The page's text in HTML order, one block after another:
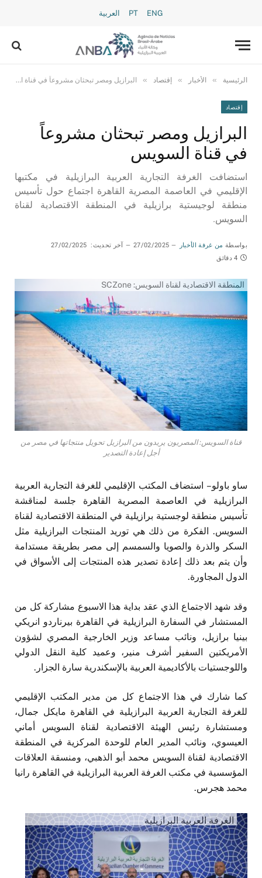
PT ENG العربية
الرئيسية » الأخبار » إقتصاد » البرازيل ومصر تبحثان مشروعاً في قناة السويس
إقتصاد
البرازيل ومصر تبحثان مشروعاً
في قناة السويس
استضافت الغرفة التجارية العربية البرازيلية في مكتبها
الإقليمي في العاصمة المصرية القاهرة اجتماع حول تأسيس
منطقة لوجيستية برازيلية في المنطقة الاقتصادية لقناة
السويس.
بواسطة من غرفة الأخبار 27/02/2025 آخر تحديث: 27/02/2025
4 دقائق
المنطقة الاقتصادية لقناة السويس: SCZone
قناة السويس: المصريون يريدون من البرازيل تحويل منتجاتها في مصر من
أجل إعادة التصدير
ساو باولو – استضاف المكتب الإقليمي للغرفة التجارية العربية
البرازيلية في العاصمة المصرية القاهرة جلسة لمناقشة
تأسيس منطقة لوجستية برازيلية في المنطقة الاقتصادية لقناة
السويس. الفكرة من ذلك هي توريد المنتجات البرازيلية مثل
السكر والذرة والصويا والسمسم إلى مصر بطريقة مستدامة
وأن يتم بعد ذلك إعادة تصدير هذه المنتجات إلى الأسواق في
الدول المجاورة.
وقد شهد الاجتماع الذي عقد بداية هذا الاسبوع مشاركة كل من
المستشار في السفارة البرازيلية في القاهرة بيرناردو انريكي
بينيا برازيل، ونائب مساعد وزير الخارجية المصري لشؤون
الأمريكتين السفير أشرف منير، وعميد كلية النقل الدولي
واللوجستيات بالأكاديمية العربية بالإسكندرية سارة الجزار.
كما شارك في هذا الاجتماع كل من مدير المكتب الإقليمي
للغرفة التجارية العربية البرازيلية في القاهرة مايكل جمال،
ومستشارة رئيس الهيئة الاقتصادية لقناة السويس أماني
العيسوي، ونائب المدير العام للوحدة المركزية في المنطقة
الاقتصادية لقناة السويس محمد أبو الذهبي، ومنسقة العلاقات
المؤسسية في مكتب الغرفة العربية البرازيلية في القاهرة رانيا
محمد هجرس.
الغرفة العربية البرازيلية